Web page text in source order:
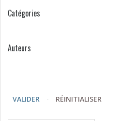
Catégories
Auteurs
VALIDER - RÉINITIALISER